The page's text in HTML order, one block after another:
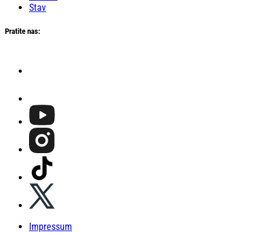
Stav
Pratite nas:
Impressum